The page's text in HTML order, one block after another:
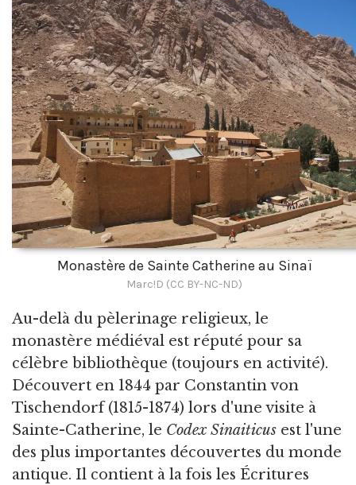
Monastère de Sainte Catherine au Sinaï
Marc!D (CC BY-NC-ND)
Au-delà du pèlerinage religieux, le
monastère médiéval est réputé pour sa
célèbre bibliothèque (toujours en activité).
Découvert en 1844 par Constantin von
Tischendorf (1815-1874) lors d'une visite à
Sainte-Catherine, le Codex Sinaiticus est l'une
des plus importantes découvertes du monde
antique. Il contient à la fois les Écritures